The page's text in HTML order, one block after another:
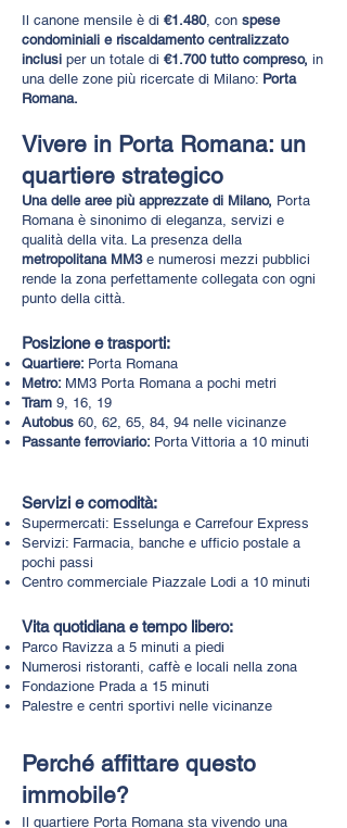
Il canone mensile è di €1.480, con spese
condominiali e riscaldamento centralizzato
inclusi per un totale di €1.700 tutto compreso, in
una delle zone più ricercate di Milano: Porta
Romana.
Vivere in Porta Romana: un
quartiere strategico
​Una delle aree più apprezzate di Milano, Porta
Romana è sinonimo di eleganza, servizi e
qualità della vita. La presenza della
metropolitana MM3e numerosi mezzi pubblici
rende la zona perfettamente collegata con ogni
punto della città.
Posizione e trasporti:​
Quartiere: Porta Romana
Metro: MM3 Porta Romana a pochi metri
Tram 9, 16, 19
Autobus 60, 62, 65, 84, 94 nelle vicinanze
Passante ferroviario: Porta Vittoria a 10 minuti
Servizi e comodità:
Supermercati: Esselunga e Carrefour Express
Servizi: Farmacia, banche e ufficio postale a
pochi passi
Centro commerciale Piazzale Lodi a 10 minuti
Vita quotidiana e tempo libero:
Parco Ravizza a 5 minuti a piedi
Numerosi ristoranti, caffè e locali nella zona
Fondazione Prada a 15 minuti
Palestre e centri sportivi nelle vicinanze
Perché affittare questo
immobile?
Il quartiere Porta Romana sta vivendo una